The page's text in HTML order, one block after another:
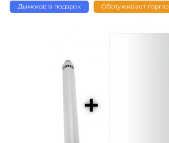
Дымоход в подарок Обслуживает горгаз